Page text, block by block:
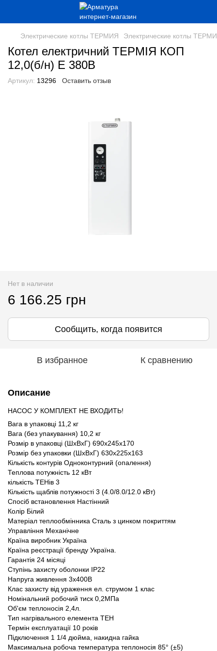
Электрические котлы ТЕРМИЯ Электрические котлы
Котел електричний ТЕРМІЯ КОП
12,0(б/н) Е 380В
Артикул: 13296 Оставить отзыв
Нет в наличии
6 166.25 грн
Сообщить, когда появится
В избранное К сравнению
Описание
НАСОС У КОМПЛЕКТ НЕ ВХОДИТЬ!
Вага в упаковці 11,2 кг
Вага (без упакування) 10,2 кг
Розмір в упаковці (ШхВхГ) 690х245х170
Розмір без упаковки (ШхВхГ) 630х225х163
Кількість контурів Одноконтурний (опалення)
Теплова потужність 12 кВт
кількість ТЕНів 3
Кількість щаблів потужності 3 (4.0/8.0/12.0 кВт)
Спосіб встановлення Настінний
Колір Білий
Матеріал теплообмінника Сталь з цинком покриттям
Управління Механічне
Країна виробник Україна
Країна реєстрації бренду Україна.
Гарантія 24 місяці
Ступінь захисту оболонки IP22
Напруга живлення 3х400В
Клас захисту від ураження ел. струмом 1 клас
Номінальний робочий тиск 0,2МПа
Об'єм теплоносія 2,4л.
Тип нагрівального елемента ТЕН
Термін експлуатації 10 років
Підключення 1 1/4 дюйма, накидна гайка
Максимальна робоча температура теплоносія 85° (±5)